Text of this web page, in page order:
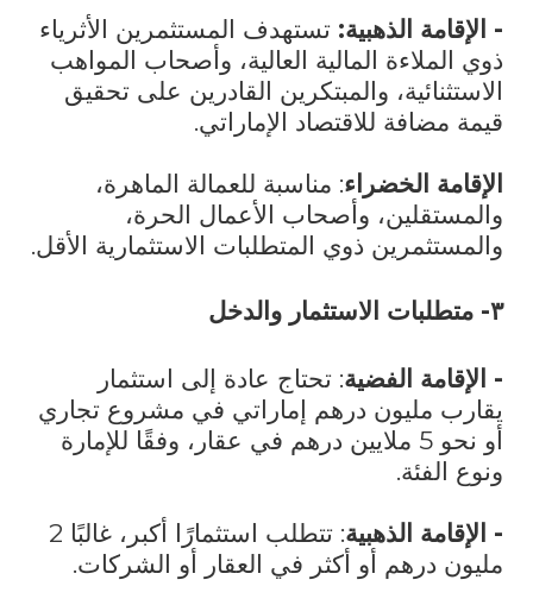
- الإقامة الذهبية: تستهدف المستثمرين الأثرياء
ذوي الملاءة المالية العالية، وأصحاب المواهب
الاستثنائية، والمبتكرين القادرين على تحقيق
قيمة مضافة للاقتصاد الإماراتي.
الإقامة الخضراء: مناسبة للعمالة الماهرة،
والمستقلين، وأصحاب الأعمال الحرة،
والمستثمرين ذوي المتطلبات الاستثمارية الأقل.
٣- متطلبات الاستثمار والدخل
- الإقامة الفضية: تحتاج عادة إلى استثمار
يقارب مليون درهم إماراتي في مشروع تجاري
أو نحو 5 ملايين درهم في عقار، وفقًا للإمارة
ونوع الفئة.
- الإقامة الذهبية
: تتطلب استثمارًا أكبر، غالبًا 2
مليون درهم أو أكثر في العقار أو الشركات.